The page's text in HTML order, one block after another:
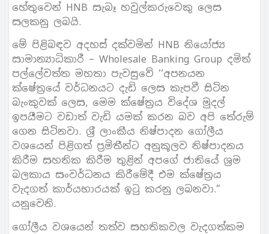
හේතුවෙන් HNB සැබෑ හවුල්කරුවෙකු ලෙස
සලකනු ලබයි.
මේ පිළිබඳව අදහස් දක්වමින් HNB නියෝජ්‍ය
සාමාන්‍යාධිකාරී – Wholesale Banking Group දමිත්
පල්ලේවත්ත මහතා පැවසුවේ ‘‘අපනයන
ක්ෂේත‍්‍රයේ වර්ධනයට දැඩි ලෙස කැපවී සිටින
බැංකුවක් ලෙස, මෙම ක්ෂේත‍්‍රය විදේශ මුදල්
ඉපයීමට වඩාත් වැඩි යමක් කරන බව අපි තේරුම්
ගෙන සිටිනවා. ශ‍්‍රී ලාංකීය නිෂ්පාදන ගෝලීය
වශයෙන් පිළිගත් ප‍්‍රමිතීන්ට අනුකූලව නිෂ්පාදනය
කිරීම සහතික කිරීම තුළින් අපගේ ජාතියේ ශ‍්‍රම
බලකාය සංවර්ධනය කිරීමේදී එම ක්ෂේත‍්‍රය
වැදගත් කාර්යභාරයක් ඉටු කරනු ලබනවා.”
යනුවෙනි.
ගෝලීය වශයෙන් තත්ව සහතිකවල වැදගත්කම